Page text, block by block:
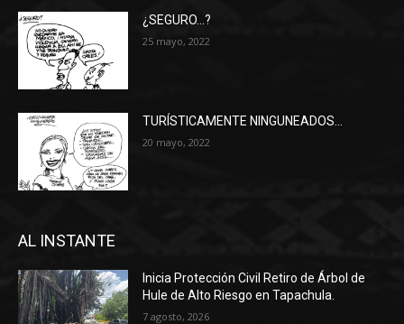
¿SEGURO…?
25 mayo, 2022
TURÍSTICAMENTE NINGUNEADOS…
20 mayo, 2022
AL INSTANTE
Inicia Protección Civil Retiro de Árbol de
Hule de Alto Riesgo en Tapachula.
7 agosto, 2026